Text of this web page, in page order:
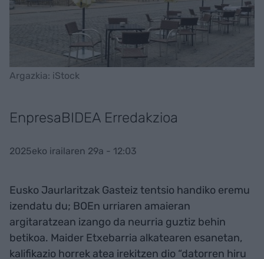
Argazkia: iStock
EnpresaBIDEA Erredakzioa
2025eko irailaren 29a - 12:03
Eusko Jaurlaritzak Gasteiz tentsio handiko eremu
izendatu du; BOEn urriaren amaieran
argitaratzean izango da neurria guztiz behin
betikoa. Maider Etxebarria alkatearen esanetan,
kalifikazio horrek atea irekitzen dio “datorren hiru